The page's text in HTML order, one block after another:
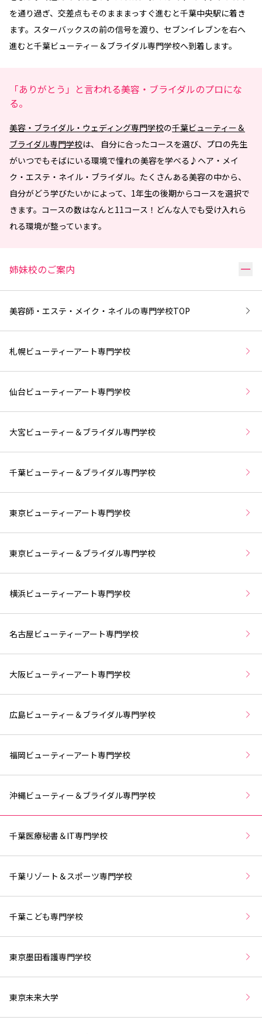
を通り過ぎ、交差点もそのまままっすぐ進むと千葉中央駅に着き
ます。スターバックスの前の信号を渡り、セブンイレブンを右へ
進むと千葉ビューティー＆ブライダル専門学校へ到着します。
「ありがとう」と言われる美容・ブライダルのプロにな
る。
美容・ブライダル・ウェディング専門学校の千葉ビューティー＆
ブライダル専門学校は、 自分に合ったコースを選び、プロの先生
がいつでもそばにいる環境で憧れの美容を学べる♪ヘア・メイ
ク・エステ・ネイル・ブライダル。たくさんある美容の中から、
自分がどう学びたいかによって、1年生の後期からコースを選択で
きます。コースの数はなんと11コース！どんな人でも受け入れら
れる環境が整っています。
姉妹校のご案内 リ
美容師・エステ・メイク・ネイルの専門学校TOP
札幌ビューティーアート専門学校
仙台ビューティーアート専門学校
大宮ビューティー＆ブライダル専門学校
千葉ビューティー＆ブライダル専門学校
東京ビューティーアート専門学校
東京ビューティー＆ブライダル専門学校
横浜ビューティーアート専門学校
名古屋ビューティーアート専門学校
大阪ビューティーアート専門学校
広島ビューティー＆ブライダル専門学校
福岡ビューティーアート専門学校
沖縄ビューティー＆ブライダル専門学校
千葉医療秘書＆IT専門学校
千葉リゾート＆スポーツ専門学校
千葉こども専門学校
東京墨田看護専門学校
東京未来大学